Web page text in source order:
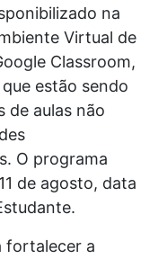
na
Virtual de
Classroom,
estão sendo
de aulas não
O programa
de agosto, data
fortalecer a